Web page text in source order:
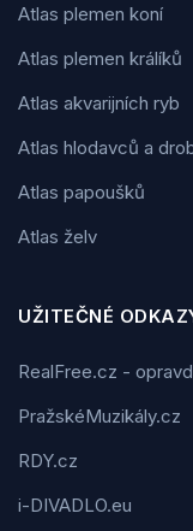
Atlas plemen koní
Atlas plemen králíků
Atlas akvarijních ryb
Atlas hlodavců a
Atlas papoušků
Atlas želv
UŽITEČNÉ
RealFree.cz -
PražskéMuzikály.cz
RDY.cz
i-DIVADLO.eu